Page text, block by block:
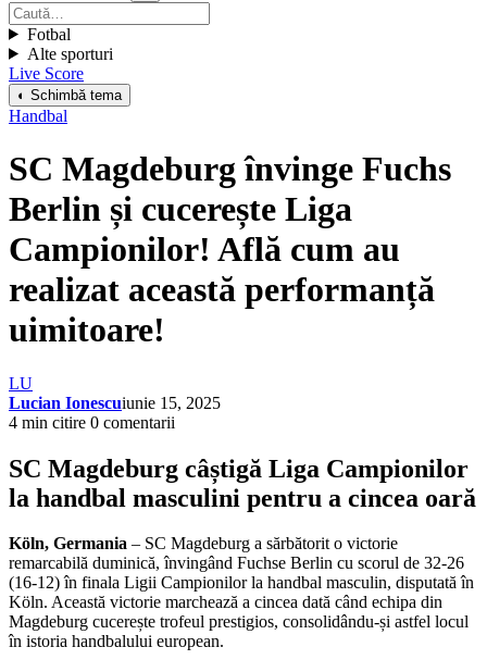
Fotbal
Alte sporturi
Live Score
◐ Schimbă tema
Handbal
SC Magdeburg învinge Fuchs
Berlin și cucerește Liga
Campionilor! Află cum au
realizat această performanță
uimitoare!
LU
Lucian Ionescuiunie 15, 2025
4 min citire 0 comentarii
SC Magdeburg câștigă Liga Campionilor
la handbal masculini pentru a cincea oară
Köln, Germania – SC Magdeburg a sărbătorit o victorie
remarcabilă duminică, învingând Fuchse Berlin cu scorul de 32-26
(16-12) în finala Ligii Campionilor la handbal masculin, disputată în
Köln. Această victorie marchează a cincea dată când echipa din
Magdeburg cucerește trofeul prestigios, consolidându-și astfel locul
în istoria handbalului european.